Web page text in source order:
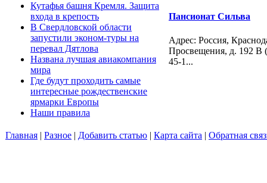
Кутафья башня Кремля. Защита
входа в крепость
В Свердловской области
запустили эконом-туры на
перевал Дятлова
Названа лучшая авиакомпания
мира
Где будут проходить самые
интересные рождественские
ярмарки Европы
Наши правила
Пансионат Сильва
Адрес: Россия,
Просвещения, д. 192 В
45-1...
Главная | Разное | Добавить статью | Карта сайта | Обратная